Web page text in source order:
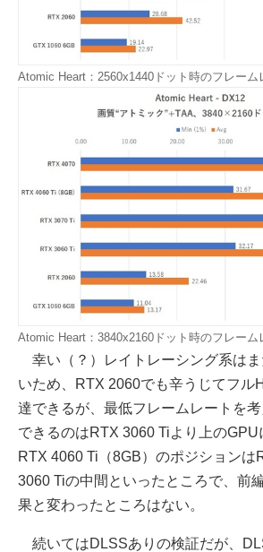
Atomic Heart：2560x1440ドット時のフレーム
Atomic Heart：3840x2160ドット時のフレーム
幸い（？）レイトレーシング系は
いため、RTX 2060でも辛うじてフル
達できるが、最低フレームレートを
できるのはRTX 3060 Tiより上のGPU
RTX 4060 Ti（8GB）のポジションは
3060 Tiの中間といったところで、前
果と変わったところはない。
続いてはDLSSありの検証だが、